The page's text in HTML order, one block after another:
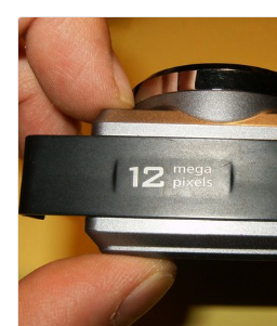
Ajouter un commentaire
Annuler